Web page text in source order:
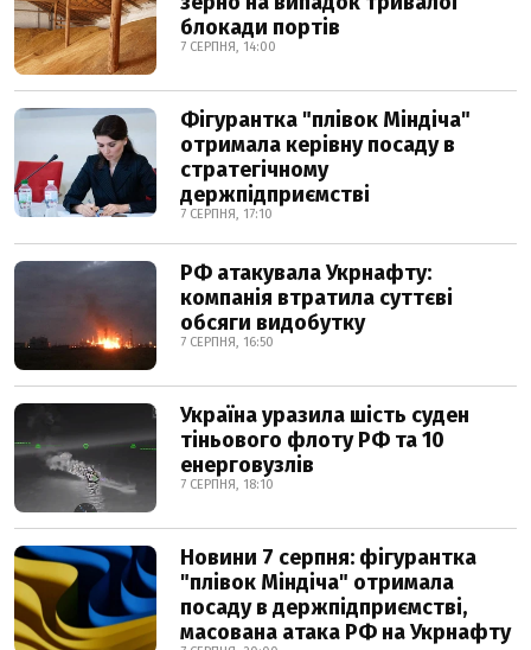
блокади портів
7 СЕРПНЯ, 14:00
Фігурантка "плівок Міндіча"
отримала керівну посаду в
стратегічному
держпідприємстві
7 СЕРПНЯ, 17:10
РФ атакувала Укрнафту:
компанія втратила суттєві
обсяги видобутку
7 СЕРПНЯ, 16:50
Україна уразила шість суден
тіньового флоту РФ та 10
енерговузлів
7 СЕРПНЯ, 18:10
Новини 7 серпня: фігурантка
"плівок Міндіча" отримала
посаду в держпідприємстві,
масована атака РФ на Укрнафту